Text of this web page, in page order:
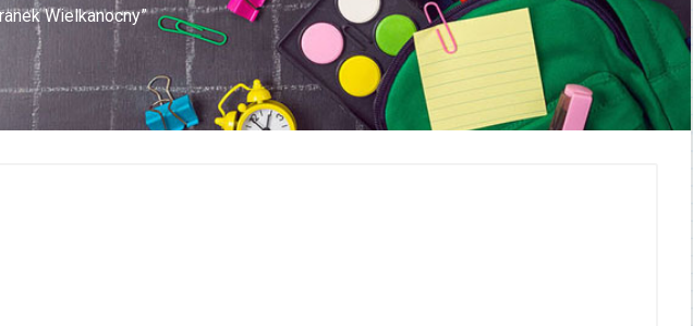
Wielkanocny”